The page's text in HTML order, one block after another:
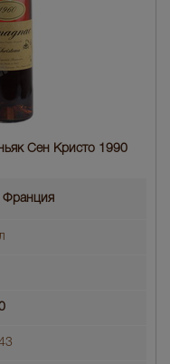
Сен Кристо 1990
Франция